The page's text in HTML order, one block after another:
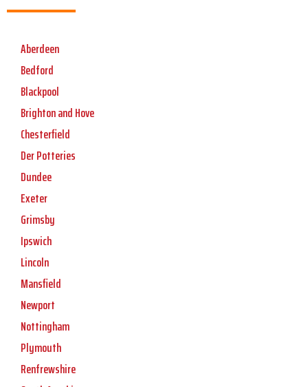
Aberdeen
Bedford
Blackpool
Brighton and Hove
Chesterfield
Der Potteries
Dundee
Exeter
Grimsby
Ipswich
Lincoln
Mansfield
Newport
Nottingham
Plymouth
Renfrewshire